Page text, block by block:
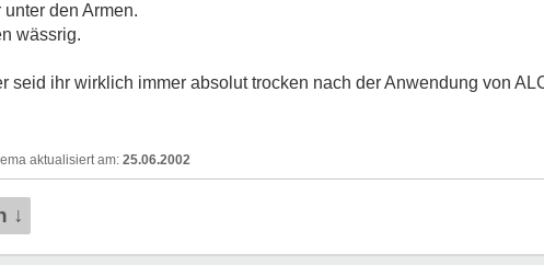
den Armen.
wässrig.
seid ihr wirklich immer absolut trocken nach der Anwendung von
25.06.2002
↓